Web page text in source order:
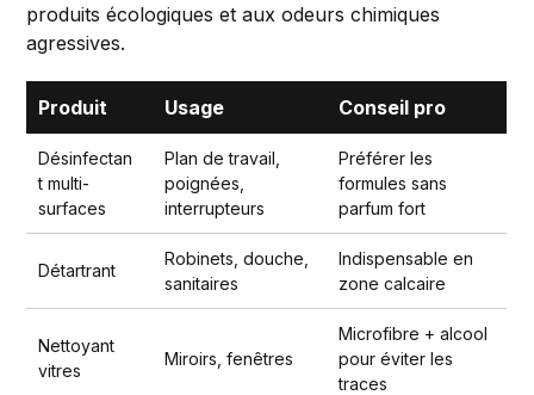
produits écologiques et aux odeurs chimiques
agressives.
Produit Usage Conseil pro
Désinfectan
t multi-
surfaces
Plan de travail,
poignées,
interrupteurs
Préférer les
formules sans
parfum fort
Détartrant
Robinets, douche,
sanitaires
Indispensable en
zone calcaire
Nettoyant
vitres
Miroirs, fenêtres
Microfibre + alcool
pour éviter les
traces